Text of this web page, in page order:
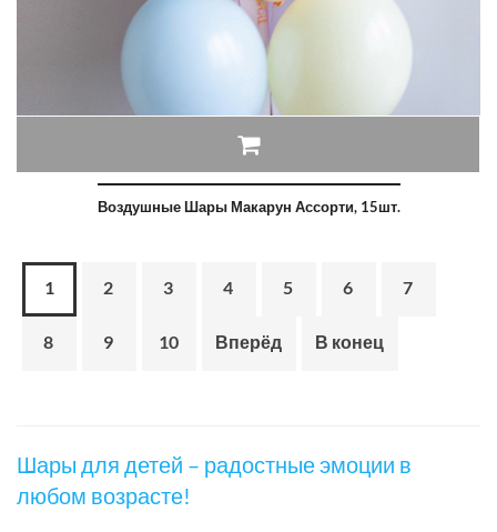
Воздушные Шары Макарун Ассорти, 15шт.
1 2 3 4 5 6 7
8 9 10 Вперёд В конец
Шары для детей – радостные эмоции в
любом возрасте!